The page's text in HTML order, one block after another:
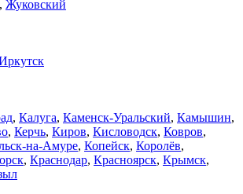
, Жуковский
, Калуга, Каменск-Уральский, Камышин,
, Керчь, Киров, Кисловодск, Ковров,
на-Амуре, Копейск, Королёв,
, Краснодар, Красноярск, Крымск,